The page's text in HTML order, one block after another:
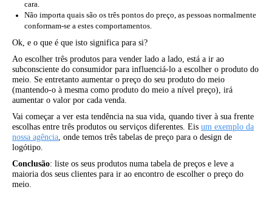
cara.
Não importa quais são os três pontos do preço, as pessoas normalmente
conformam-se a estes comportamentos.
Ok, e o que é que isto significa para si?
Ao escolher três produtos para vender lado a lado, está a ir ao
subconsciente do consumidor para influenciá-lo a escolher o produto do
meio. Se entretanto aumentar o preço do seu produto do meio
(mantendo-o à mesma como produto do meio a nível preço), irá
aumentar o valor por cada venda.
Vai começar a ver esta tendência na sua vida, quando tiver à sua frente
escolhas entre três produtos ou serviços diferentes. Eis um exemplo da
nossa agência , onde temos três tabelas de preço para o design de
logótipo.
Conclusão: liste os seus produtos numa tabela de preços e leve a
maioria dos seus clientes para ir ao encontro de escolher o preço do
meio.